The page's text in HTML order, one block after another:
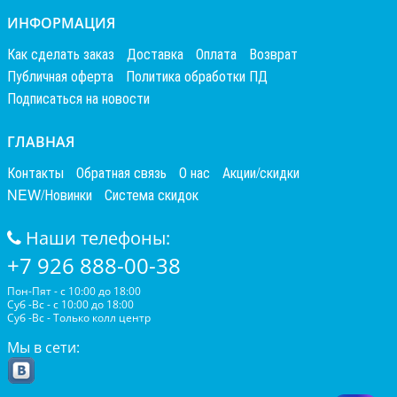
ИНФОРМАЦИЯ
Как сделать заказ Доставка Оплата
Возврат
Публичная оферта
Политика обработки ПД
Подписаться на новости
ГЛАВНАЯ
Контакты Обратная связь О нас
Акции/скидки
NEW/Новинки
Система скидок
Наши телефоны:
+7 926 888-00-38
Пон-Пят - с 10:00 до 18:00
Суб -Вс - с 10:00 до 18:00
Суб -Вс - Только колл центр
Мы в сети: